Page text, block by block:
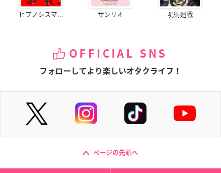
ヒプノシスマ... サンリオ 呪術廻戦
OFFICIAL SNS
フォローしてより楽しいオタクライフ！
ページの先頭へ